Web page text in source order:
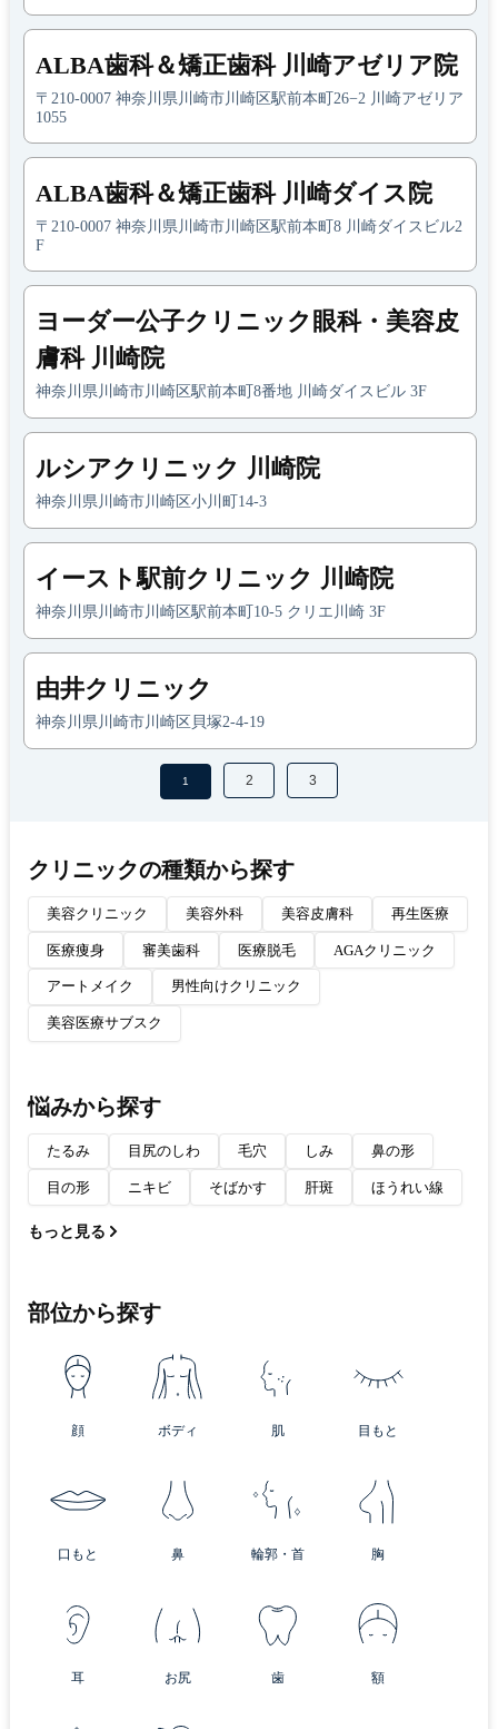
ALBA歯科＆矯正歯科 川崎アゼリア院
〒210-0007 神奈川県川崎市川崎区駅前本町26−2 川崎アゼリア
1055
ALBA歯科＆矯正歯科 川崎ダイス院
〒210-0007 神奈川県川崎市川崎区駅前本町8 川崎ダイスビル2
F
ヨーダー公子クリニック眼科・美容皮
膚科 川崎院
神奈川県川崎市川崎区駅前本町8番地 川崎ダイスビル 3F
ルシアクリニック 川崎院
神奈川県川崎市川崎区小川町14-3
イースト駅前クリニック 川崎院
神奈川県川崎市川崎区駅前本町10-5 クリエ川崎 3F
由井クリニック
神奈川県川崎市川崎区貝塚2-4-19
1 2 3
クリニックの種類から探す
美容クリニック 美容外科 美容皮膚科 再生医療
医療痩身 審美歯科 医療脱毛 AGAクリニック
アートメイク 男性向けクリニック
美容医療サブスク
悩みから探す
たるみ 目尻のしわ 毛穴 しみ 鼻の形
目の形 ニキビ そばかす 肝斑 ほうれい線
もっと見る
部位から探す
顔 ボディ 肌 目もと
口もと 鼻 輪郭・首 胸
耳 お尻 歯 額